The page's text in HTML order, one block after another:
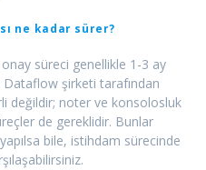
ne kadar sürer?
süreci genellikle 1-3 ay
şirketi tarafından
değildir; noter ve konsolosluk
de gereklidir. Bunlar
bile, istihdam sürecinde